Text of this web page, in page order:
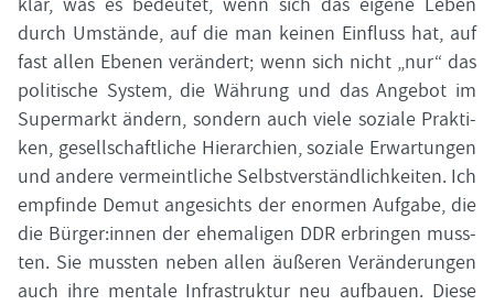
durch Um­stän­de, auf die man kei­nen Ein­fluss hat, auf
fast allen Ebe­nen ver­än­dert; wenn sich nicht „nur“ das
po­li­ti­sche Sys­tem, die Wäh­rung und das An­ge­bot im
Su­per­markt än­dern, son­dern auch viele so­zia­le Prak­ti­
ken, ge­sell­schaft­li­che Hier­ar­chien, so­zia­le Er­war­tun­gen
und an­de­re ver­meint­li­che Selbst­ver­ständ­lich­kei­ten. Ich
emp­fin­de Demut an­ge­sichts der enor­men Auf­ga­be, die
die Bür­ger:innen der ehe­ma­li­gen DDR er­brin­gen muss­
ten. Sie muss­ten neben allen äu­ße­ren Ver­än­de­run­gen
auch ihre men­ta­le In­fra­struk­tur neu auf­bau­en. Diese